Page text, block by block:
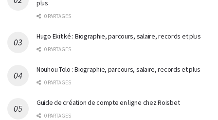
plus
0 PARTAGES
Hugo Ekitiké : Biographie, parcours, salaire, records et plus
0 PARTAGES
Nouhou Tolo : Biographie, parcours, salaire, records et plus
0 PARTAGES
Guide de création de compte en ligne chez Roisbet
0 PARTAGES